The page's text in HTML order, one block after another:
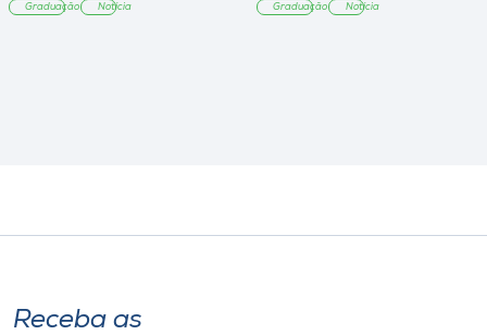
Graduação Notícia Graduação Notícia
Receba as